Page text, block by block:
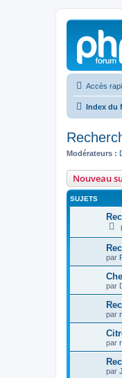
Accès
Index du
Modérateurs :
Nouveau
SUJETS
par
par
par
par
par